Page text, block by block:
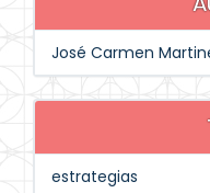
José Carmen
estrategias